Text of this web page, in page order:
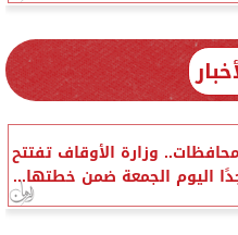
10 محافظات.. وزارة الأوقاف تفتتح